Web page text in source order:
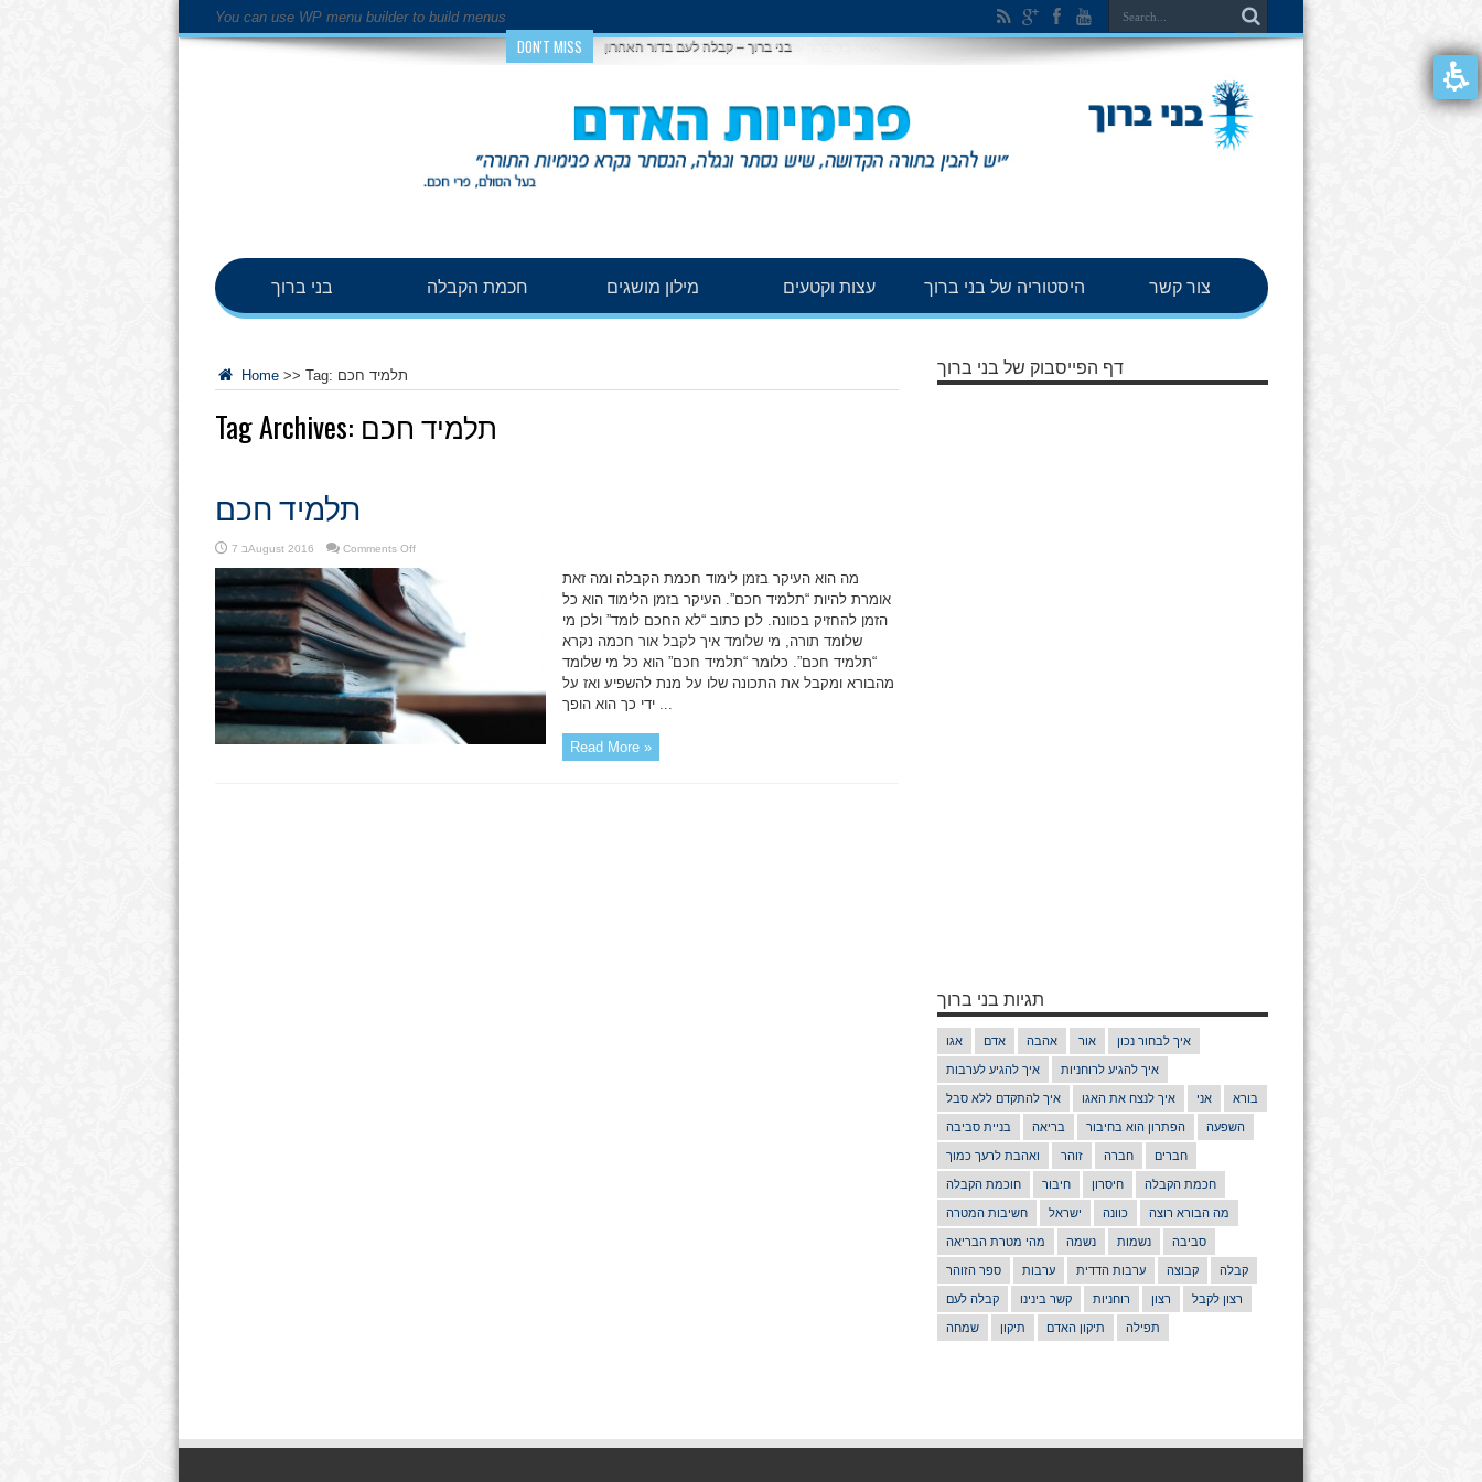
You can use WP menu builder to build menus
DON'T MISS בני ברוך – קבלה לעם בדור האחרון
בני ברוך חכמת הקבלה מילון מושגים עצות וקטעים היסטוריה של בני ברוך צור קשר
Home >> Tag: תלמיד חכם
Tag Archives: תלמיד חכם
תלמיד חכם
7 בAugust 2016 Comments Offon
חכם
מה הוא העיקר בזמן לימוד חכמת הקבלה ומה זאת
אומרת להיות “תלמיד חכם”. העיקר בזמן הלימוד הוא כל
הזמן להחזיק בכוונה. לכן כתוב “לא החכם לומד” ולכן מי
שלומד תורה, מי שלומד איך לקבל אור חכמה נקרא
“תלמיד חכם”. כלומר “תלמיד חכם” הוא כל מי שלומד
מהבורא ומקבל את התכונה שלו על מנת להשפיע ואז על
ידי כך הוא הופך ...
Read More »
דף הפייסבוק של בני ברוך
תגיות בני ברוך
אגו אדם אהבה אור איך לבחור נכון
איך להגיע לערבות איך להגיע לרוחניות
איך להתקדם ללא סבל איך לנצח את האגו אני בורא
בניית סביבה בריאה הפתרון הוא בחיבור השפעה
ואהבת לרעך כמוך זוהר חברה חברים
חוכמת הקבלה חיבור חיסרון חכמת הקבלה
חשיבות המטרה ישראל כוונה מה הבורא רוצה
מהי מטרת הבריאה נשמה נשמות סביבה
ספר הזוהר ערבות ערבות הדדית קבוצה קבלה
קבלה לעם קשר בינינו רוחניות רצון רצון לקבל
שמחה תיקון תיקון האדם תפילה